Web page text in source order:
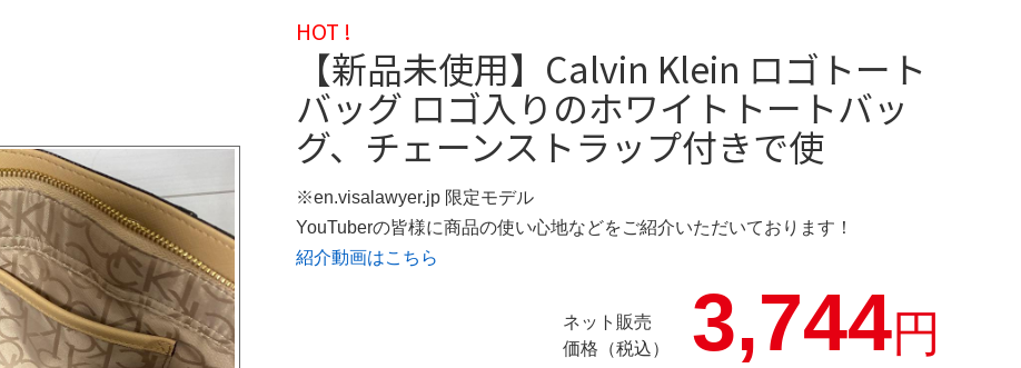
HOT !
【新品未使用】Calvin Klein ロゴトート
バッグ ロゴ入りのホワイトトートバッ
グ、チェーンストラップ付きで使
※en.visalawyer.jp 限定モデル
YouTuberの皆様に商品の使い心地などをご紹介いただいております！
紹介動画はこちら
ネット販売
価格（税込）
3,744円